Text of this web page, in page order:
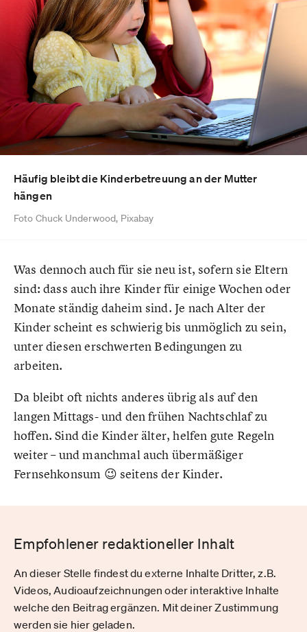
Häufig bleibt die Kinderbetreuung an der Mutter
hängen
Foto Chuck Underwood, Pixabay
Was dennoch auch für sie neu ist, sofern sie Eltern
sind: dass auch ihre Kinder für einige Wochen oder
Monate ständig daheim sind. Je nach Alter der
Kinder scheint es schwierig bis unmöglich zu sein,
unter diesen erschwerten Bedingungen zu
arbeiten.
Da bleibt oft nichts anderes übrig als auf den
langen Mittags- und den frühen Nachtschlaf zu
hoffen. Sind die Kinder älter, helfen gute Regeln
weiter – und manchmal auch übermäßiger
Fernsehkonsum 😉 seitens der Kinder.
Empfohlener redaktioneller Inhalt
An dieser Stelle findest du externe Inhalte Dritter, z.B.
Videos, Audioaufzeichnungen oder interaktive Inhalte
welche den Beitrag ergänzen. Mit deiner Zustimmung
werden sie hier geladen.